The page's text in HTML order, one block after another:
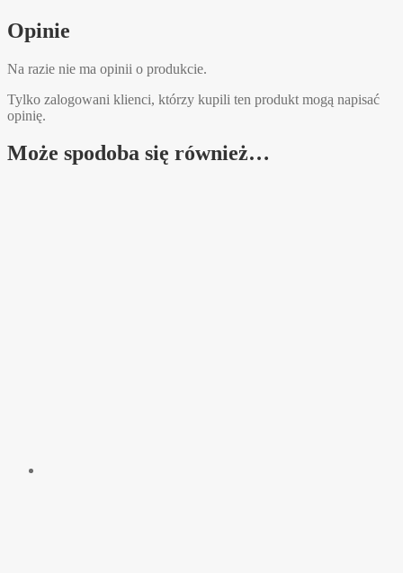
Opinie
Na razie nie ma opinii o produkcie.
Tylko zalogowani klienci, którzy kupili ten produkt mogą napisać
opinię.
Może spodoba się również…